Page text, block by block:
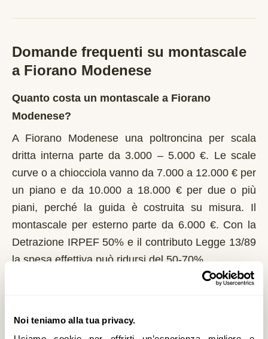
Noi teniamo alla tua privacy.
Domande frequenti su montascale
a Fiorano Modenese
Quanto costa un montascale a Fiorano
Modenese?
A Fiorano Modenese una poltroncina per scala
dritta interna parte da 3.000 – 5.000 €. Le scale
curve o a chiocciola vanno da 7.000 a 12.000 € per
un piano e da 10.000 a 18.000 € per due o più
piani, perché la guida è costruita su misura. Il
montascale per esterno parte da 6.000 €. Con la
Detrazione IRPEF 50% e il contributo Legge 13/89
la spesa effettiva può ridursi del 50-70%.